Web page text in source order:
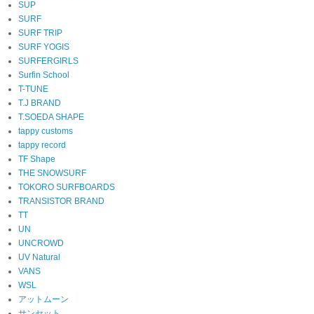
SUP
SURF
SURF TRIP
SURF YOGIS
SURFERGIRLS
Surfin School
T-TUNE
T.J BRAND
T.SOEDA SHAPE
tappy customs
tappy record
TF Shape
THE SNOWSURF
TOKORO SURFBOARDS
TRANSISTOR BRAND
TT
UN
UNCROWD
UV Natural
VANS
WSL
アットムーン